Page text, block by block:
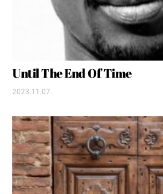
Until The End Of Time
2023.11.07.